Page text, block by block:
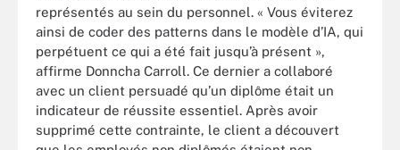
représentés au sein du personnel. « Vous éviterez
ainsi de coder des patterns dans le modèle d’IA, qui
perpétuent ce qui a été fait jusqu’à présent »,
affirme Donncha Carroll. Ce dernier a collaboré
avec un client persuadé qu’un diplôme était un
indicateur de réussite essentiel. Après avoir
supprimé cette contrainte, le client a découvert